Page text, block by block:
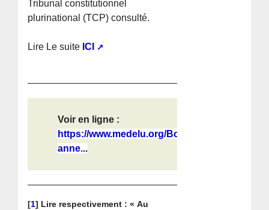
Tribunal constitutionnel
plurinational (TCP) consulté.
Lire Le suite ICI
Voir en ligne :
https://www.medelu.org/Bolivie-
anne...
[1] Lire respectivement : « Au